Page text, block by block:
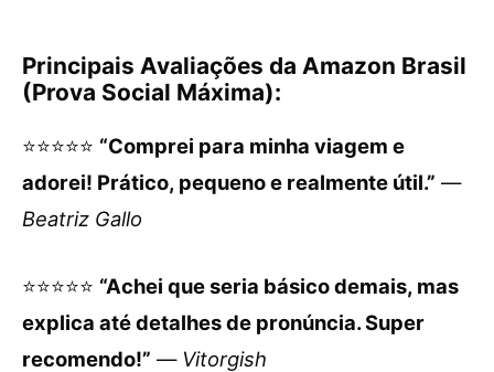
Principais Avaliações da Amazon Brasil
(Prova Social Máxima):
⭐⭐⭐⭐⭐ “Comprei para minha viagem e
adorei! Prático, pequeno e realmente útil.” —
Beatriz Gallo
⭐⭐⭐⭐⭐ “Achei que seria básico demais, mas
explica até detalhes de pronúncia. Super
recomendo!” — Vitorgish